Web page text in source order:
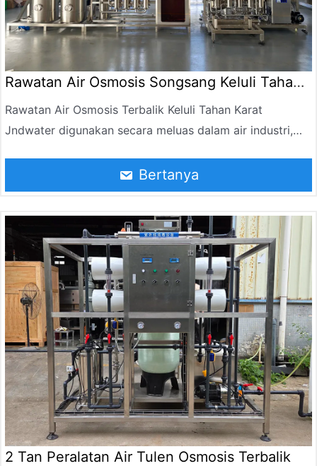
Rawatan Air Osmosis Songsang Keluli Tahan
Karat
Rawatan Air Osmosis Terbalik Keluli Tahan Karat
Jndwater digunakan secara meluas dalam air industri,
bidang lain. Peralatan ini menggunakan teknologi
osmosis songsang termaju untuk membuang kekotoran
dsb. di dalam air
Bertanya
2 Tan Peralatan Air Tulen Osmosis Terbalik